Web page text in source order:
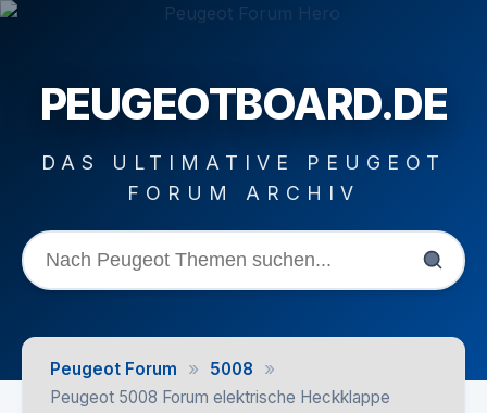
PEUGEOTBOARD.DE
DAS ULTIMATIVE PEUGEOT
FORUM ARCHIV
Peugeot Forum » 5008 »
Peugeot 5008 Forum elektrische Heckklappe